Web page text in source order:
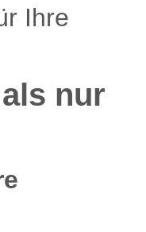
Ihre
nur